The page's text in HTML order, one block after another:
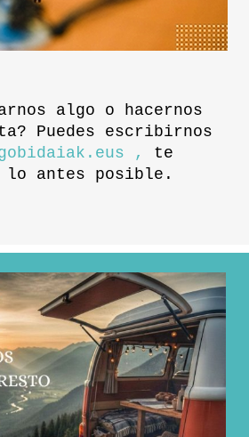
algo o hacernos
Puedes escribirnos
,
te
lo antes posible.